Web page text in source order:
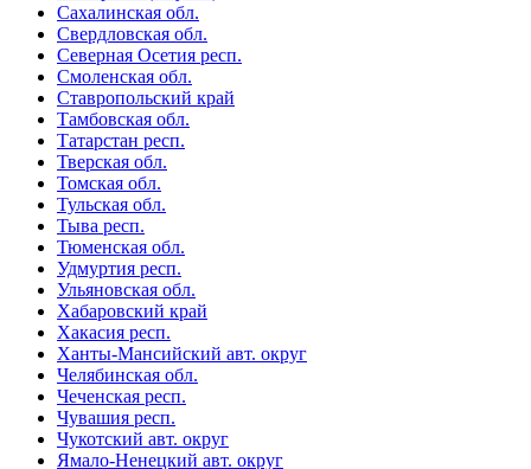
Сахалинская обл.
Свердловская обл.
Северная Осетия респ.
Смоленская обл.
Ставропольский край
Тамбовская обл.
Татарстан респ.
Тверская обл.
Томская обл.
Тульская обл.
Тыва респ.
Тюменская обл.
Удмуртия респ.
Ульяновская обл.
Хабаровский край
Хакасия респ.
Ханты-Мансийский авт. округ
Челябинская обл.
Чеченская респ.
Чувашия респ.
Чукотский авт. округ
Ямало-Ненецкий авт. округ